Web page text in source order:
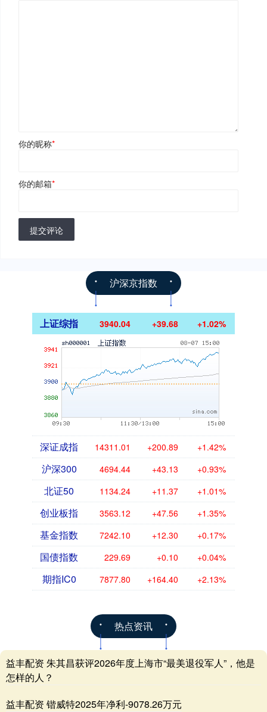
你的昵称*
你的邮箱*
提交评论
沪深京指数
上证综指 3940.04 +39.68 +1.02%
深证成指 14311.01 +200.89 +1.42%
沪深300 4694.44 +43.13 +0.93%
北证50 1134.24 +11.37 +1.01%
创业板指 3563.12 +47.56 +1.35%
基金指数 7242.10 +12.30 +0.17%
国债指数 229.69 +0.10 +0.04%
期指IC0 7877.80 +164.40 +2.13%
热点资讯
益丰配资 朱其昌获评2026年度上海市“最美退役军人”，他是
怎样的人？
益丰配资 锴威特2025年净利-9078.26万元